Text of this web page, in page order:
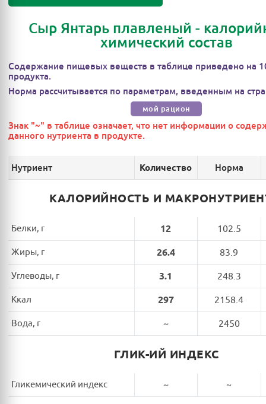
Сыр Янтарь плавленый -
химический состав
Содержание пищевых веществ в таблице приведено на
продукта.
Норма рассчитывается по параметрам, введенным на
мой рацион
Знак "~" в таблице означает, что нет информации о
данного нутриента в продукте.
Нутриент Количество Норма
КАЛОРИЙНОСТЬ И
Белки, г 12 102.5
Жиры, г 26.4 83.9
Углеводы, г 3.1 248.3
Ккал 297 2158.4
Вода, г ~ 2450
ГЛИК-ИЙ ИНДЕКС
Гликемический индекс ~ ~